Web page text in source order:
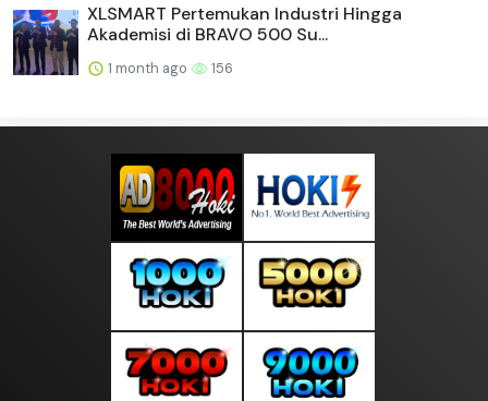
XLSMART Pertemukan Industri Hingga
Akademisi di BRAVO 500 Su...
1 month ago 156